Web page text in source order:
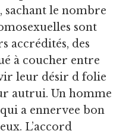
sachant le nombre
sont
accrédités, des
à coucher entre
leur désir d folie
autrui. Un homme
a ennervee bon
L’accord